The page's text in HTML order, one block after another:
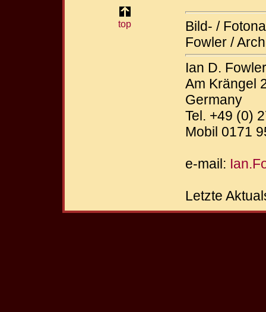
top
Bild- /
Fowler /
Ian D. Fowler
Am Krängel
Germany
Tel. +49 (0)
Mobil 0171
e-mail:
Letzte